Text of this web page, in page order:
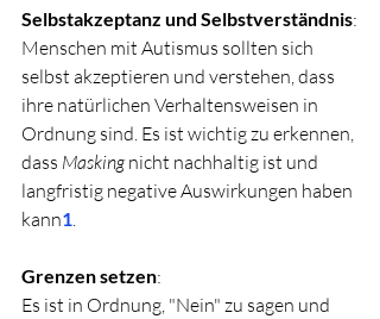
Selbstakzeptanz und Selbstverständnis:
Menschen mit Autismus sollten sich
selbst akzeptieren und verstehen, dass
ihre natürlichen Verhaltensweisen in
Ordnung sind. Es ist wichtig zu erkennen,
dass Masking nicht nachhaltig ist und
langfristig negative Auswirkungen haben
kann1.
Grenzen setzen:
Es ist in Ordnung, "Nein" zu sagen und